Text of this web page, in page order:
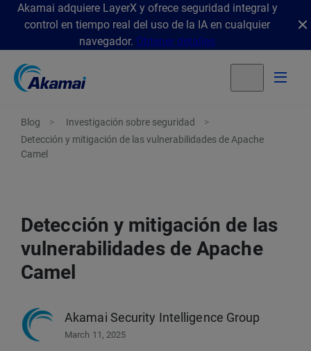
Akamai adquiere LayerX y ofrece seguridad integral y
control en tiempo real del uso de la IA en cualquier
navegador. Obtener detalles
Blog
Investigación sobre seguridad
Detección y mitigación de las vulnerabilidades de Apache
Camel
Detección y mitigación de las
vulnerabilidades de Apache
Camel
Akamai Security Intelligence Group
March 11, 2025